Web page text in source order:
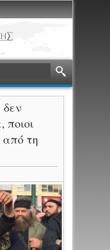
ποιοι
από τη